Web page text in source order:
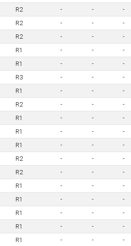
R2 - -
-
R2 - -
-
R2 - -
-
R1 - -
-
R1 - -
-
R3 - -
-
R1 - -
-
R2 - -
-
R1 - -
-
R1 - -
-
R1 - -
-
R2 - -
-
R2 - -
-
R1 - -
-
R1 - -
-
R1 - -
-
R1 - -
-
R1 - -
-